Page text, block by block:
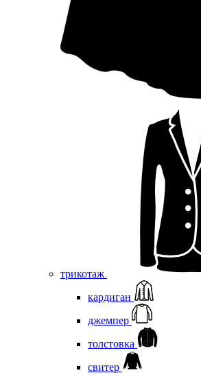
трикотаж
кардиган
джемпер
толстовка
свитер